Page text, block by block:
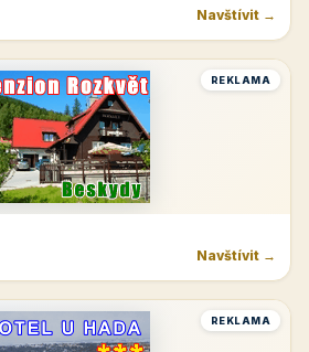
Navštívit →
REKLAMA
Navštívit →
REKLAMA